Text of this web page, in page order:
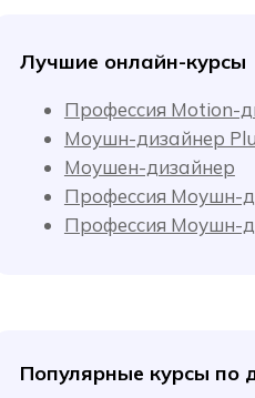
Лучшие онлайн-курсы
Профессия Motion-
Моушн-дизайнер
Моушен-дизайнер
Профессия Моушн-
Профессия Моушн-
Популярные курсы по